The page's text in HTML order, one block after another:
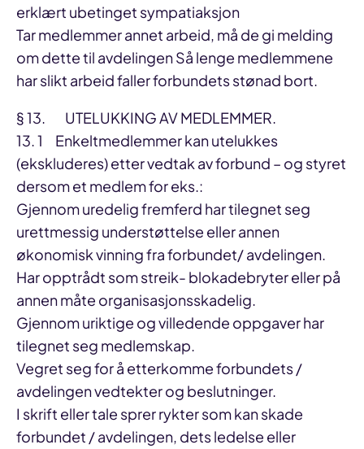
erklært ubetinget sympatiaksjon
Tar medlemmer annet arbeid, må de gi melding
om dette til avdelingen Så lenge medlemmene
har slikt arbeid faller forbundets stønad bort.
§ 13. UTELUKKING AV MEDLEMMER.
13. 1 Enkeltmedlemmer kan utelukkes
(ekskluderes) etter vedtak av forbund – og styret
dersom et medlem for eks.:
Gjennom uredelig fremferd har tilegnet seg
urettmessig understøttelse eller annen
økonomisk vinning fra forbundet/ avdelingen.
Har opptrådt som streik- blokadebryter eller på
annen måte organisasjonsskadelig.
Gjennom uriktige og villedende oppgaver har
tilegnet seg medlemskap.
Vegret seg for å etterkomme forbundets /
avdelingen vedtekter og beslutninger.
I skrift eller tale sprer rykter som kan skade
forbundet / avdelingen, dets ledelse eller